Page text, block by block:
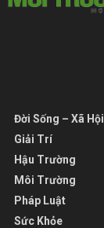
Đời Sống – Xã Hội
Giải Trí
Hậu Trường
Môi Trường
Pháp Luật
Sức Khỏe